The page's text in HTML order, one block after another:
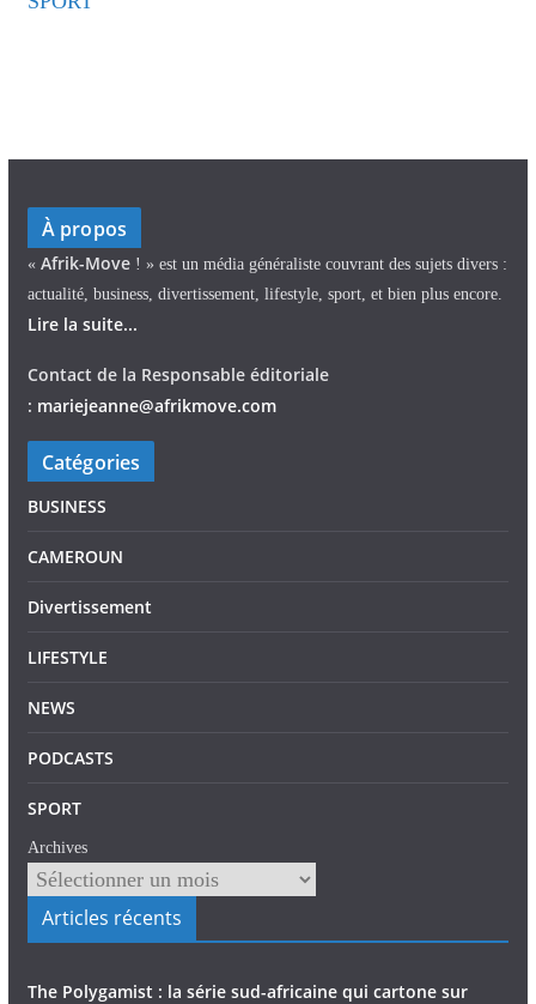
À propos
« Afrik-Move ! » est un média généraliste couvrant des sujets divers :
actualité, business, divertissement, lifestyle, sport, et bien plus encore.
Lire la suite...
Contact de la Responsable éditoriale
: mariejeanne@afrikmove.com
Catégories
BUSINESS
CAMEROUN
Divertissement
LIFESTYLE
NEWS
PODCASTS
SPORT
Archives
Articles récents
The Polygamist : la série sud-africaine qui cartone sur